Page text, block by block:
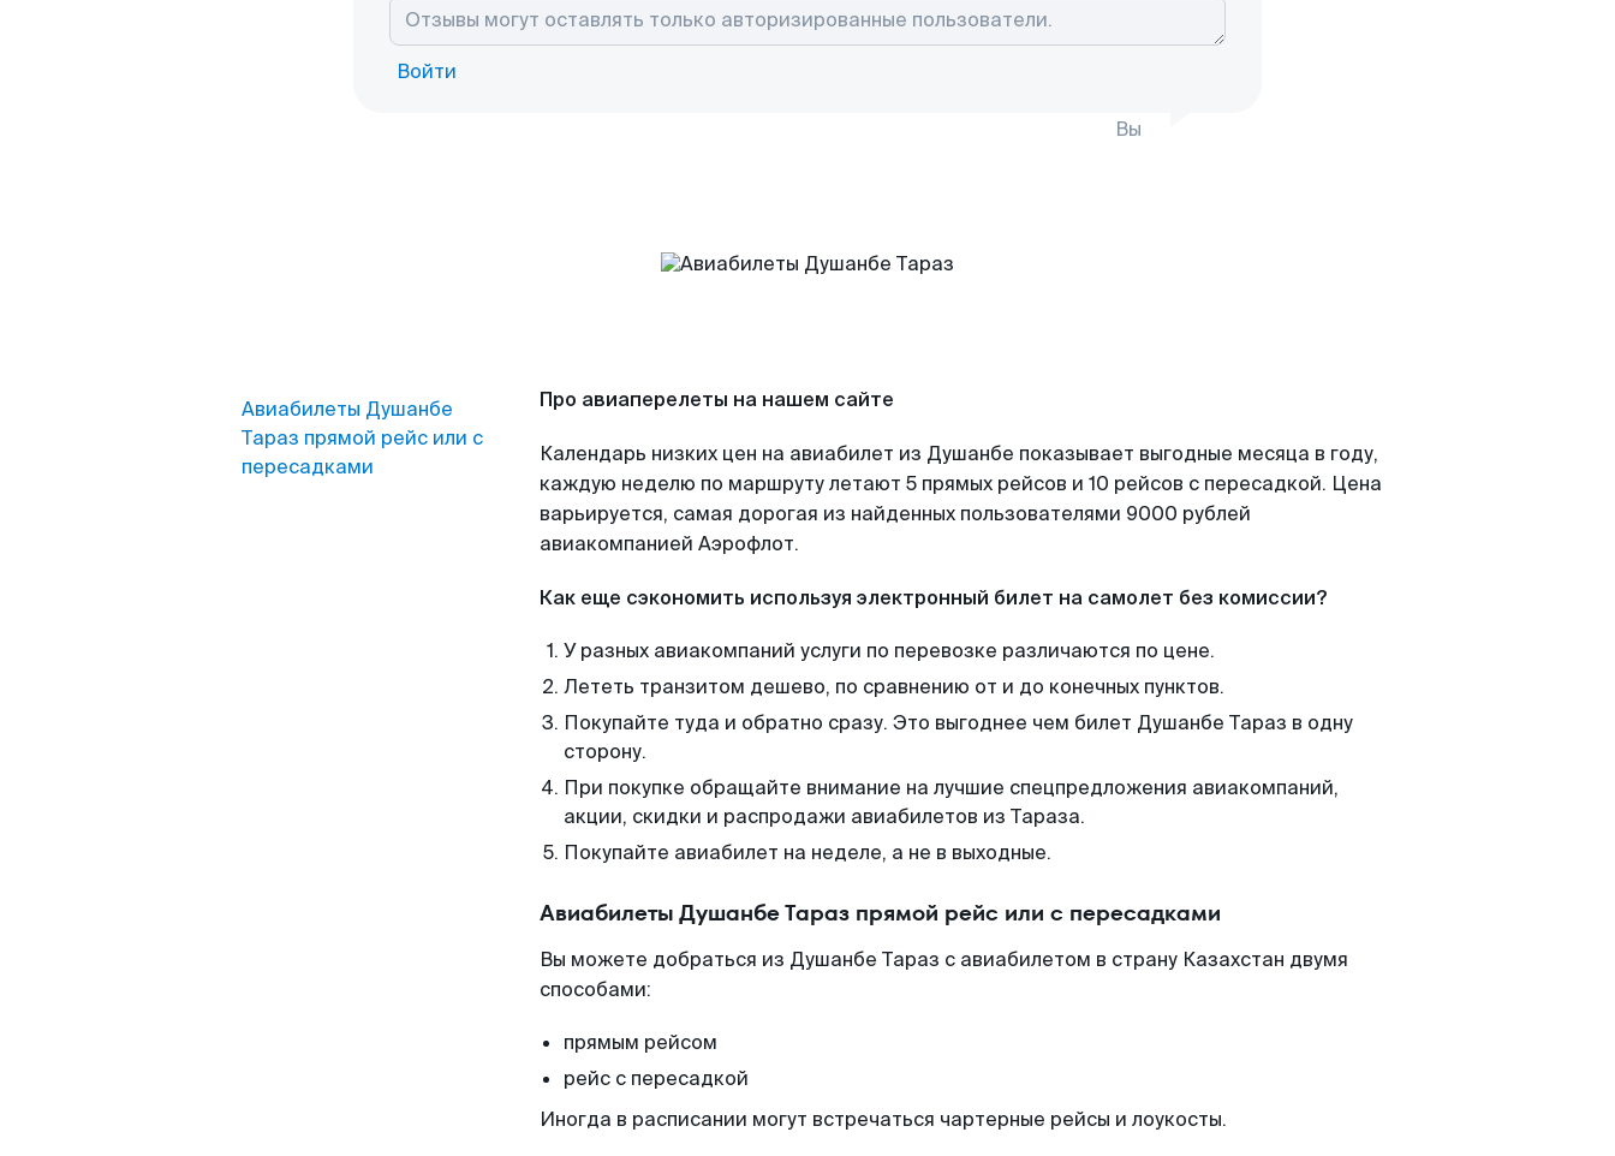
Войти
Вы
Авиабилеты Душанбе
Тараз прямой рейс или с
пересадками
Про авиаперелеты на нашем сайте
Календарь низких цен на авиабилет из Душанбе показывает выгодные месяца в году,
каждую неделю по маршруту летают 5 прямых рейсов и 10 рейсов с пересадкой. Цена
варьируется, самая дорогая из найденных пользователями 9000 рублей
авиакомпанией Аэрофлот.
Как еще сэкономить используя электронный билет на самолет без комиссии?
У разных авиакомпаний услуги по перевозке различаются по цене.
Лететь транзитом дешево, по сравнению от и до конечных пунктов.
Покупайте туда и обратно сразу. Это выгоднее чем билет Душанбе Тараз в одну
сторону.
При покупке обращайте внимание на лучшие спецпредложения авиакомпаний,
акции, скидки и распродажи авиабилетов из Тараза.
Покупайте авиабилет на неделе, а не в выходные.
Авиабилеты Душанбе Тараз прямой рейс или с пересадками
Вы можете добраться из Душанбе Тараз с авиабилетом в страну Казахстан двумя
способами:
прямым рейсом
рейс с пересадкой
Иногда в расписании могут встречаться чартерные рейсы и лоукосты.